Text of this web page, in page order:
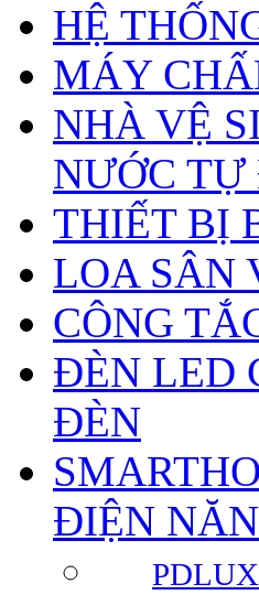
HỆ
MÁY
NHÀ VỆ
NƯỚC TỰ
THIẾT BỊ
LOA SÂN
CÔNG
ĐÈN LED
ĐÈN
ĐIỆN
PDLUX